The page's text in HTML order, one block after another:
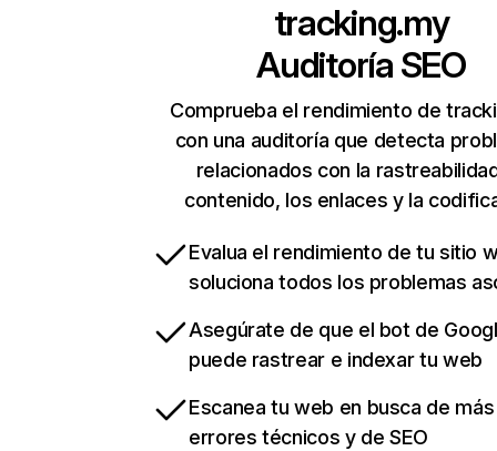
tracking.my
Auditoría SEO
Comprueba el rendimiento de
con una auditoría que detecta
relacionados con la
contenido, los enlaces y la
Evalua el rendimiento de tu sitio
soluciona todos los problemas
Asegúrate de que el bot de
puede rastrear e indexar tu web
Escanea tu web en busca de
errores técnicos y de SEO